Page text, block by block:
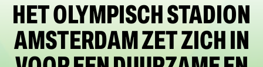
HET OLYMPISCH STADION
AMSTERDAM ZET ZICH IN